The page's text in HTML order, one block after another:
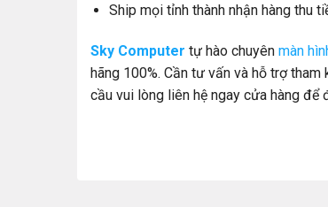
Ship mọi tỉnh thành nhận hàng thu
Sky Computer tự hào chuyên màn
hãng 100%. Cần tư vấn và hỗ trợ tham
cầu vui lòng liên hệ ngay cửa hàng để